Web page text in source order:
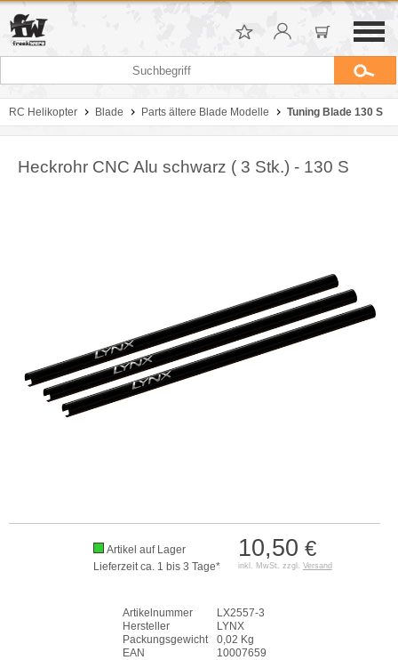
RC Helikopter Blade Parts ältere Blade Modelle Tuning Blade 130 S
Heckrohr CNC Alu schwarz ( 3 Stk.) - 130 S
10,50 €
inkl. MwSt. zzgl. Versand
Artikel auf Lager
Lieferzeit ca. 1 bis 3 Tage*
Artikelnummer
LX2557-3
Hersteller
LYNX
Packungsgewicht
0,02 Kg
EAN
10007659